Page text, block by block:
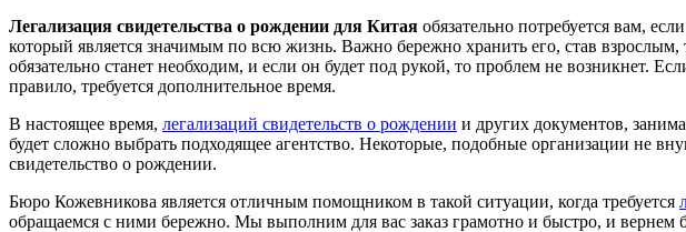
Легализация свидетельства о рождении для Китая обязательно потребуется вам,
который является значимым по всю жизнь. Важно бережно хранить его, став
обязательно станет необходим, и если он будет под рукой, то проблем не возникнет.
правило, требуется дополнительное время.
В настоящее время, легализаций свидетельств о рождении и других документов,
будет сложно выбрать подходящее агентство. Некоторые, подобные организации не
свидетельство о рождении.
Бюро Кожевникова является отличным помощником в такой ситуации, когда требуется
обращаемся с ними бережно. Мы выполним для вас заказ грамотно и быстро, и вернем